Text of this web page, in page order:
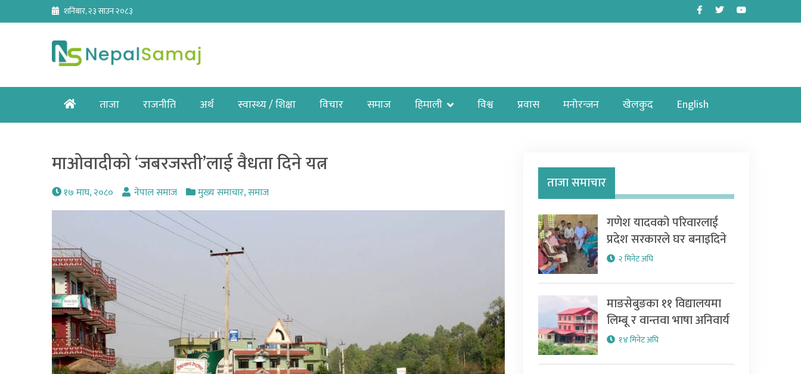
content
शनिबार, २३ साउन २०८३ Facebook
TwitterYoutube
Homeताजा राजनीति अर्थ स्वास्थ्य / शिक्षा विचार समाज हिमाली विश्व प्रवास मनोरन्जन खेलकुद English
माओवादीको ‘जबरजस्ती’लाई वैधता दिने यत्न
१७ माघ, २०८० नेपाल समाज मुख्य समाचार,समाज
ताजा समाचार
गणेश यादवको परिवारलाई
प्रदेश सरकारले घर बनाइदिने
२ मिनेट अघि
माङसेबुङका ११ विद्यालयमा
लिम्बू र वान्तवा भाषा अनिवार्य
१४ मिनेट अघि